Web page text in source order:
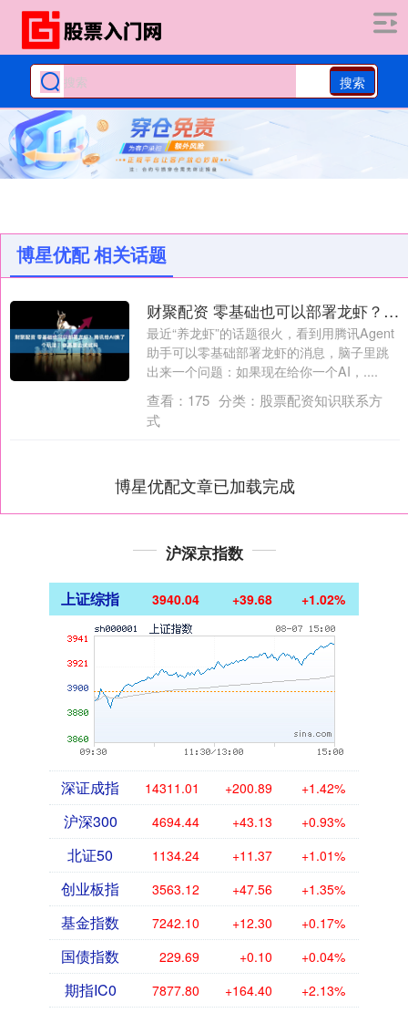
搜索
博星优配 相关话题
财聚配资 零基础也可以部署龙虾？腾讯给AI换了个玩法，你愿意去试试吗
最近“养龙虾”的话题很火，看到用腾讯Agent
助手可以零基础部署龙虾的消息，脑子里跳
出来一个问题：如果现在给你一个AI，....
查看： 175 分类： 股票配资知识联系方
式
博星优配文章已加载完成
沪深京指数
上证综指 3940.04 +39.68 +1.02%
深证成指 14311.01 +200.89 +1.42%
沪深300 4694.44 +43.13 +0.93%
北证50 1134.24 +11.37 +1.01%
创业板指 3563.12 +47.56 +1.35%
基金指数 7242.10 +12.30 +0.17%
国债指数 229.69 +0.10 +0.04%
期指IC0 7877.80 +164.40 +2.13%